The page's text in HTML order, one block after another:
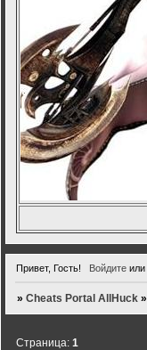
Привет, Гость! Войдитеили
»Cheats Portal AllHuck »
Страница:1